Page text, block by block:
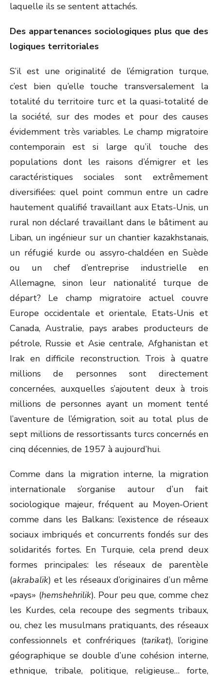
laquelle ils se sentent attachés.
Des appartenances sociologiques plus que des
logiques territoriales
S’il est une originalité de l’émigration turque,
c’est bien qu’elle touche transversalement la
totalité du territoire turc et la quasi-totalité de
la société, sur des modes et pour des causes
évidemment très variables. Le champ migratoire
contemporain est si large qu’il touche des
populations dont les raisons d’émigrer et les
caractéristiques sociales sont extrêmement
diversifiées: quel point commun entre un cadre
hautement qualifié travaillant aux Etats-Unis, un
rural non déclaré travaillant dans le bâtiment au
Liban, un ingénieur sur un chantier kazakhstanais,
un réfugié kurde ou assyro-chaldéen en Suède
ou un chef d’entreprise industrielle en
Allemagne, sinon leur nationalité turque de
départ? Le champ migratoire actuel couvre
Europe occidentale et orientale, Etats-Unis et
Canada, Australie, pays arabes producteurs de
pétrole, Russie et Asie centrale, Afghanistan et
Irak en difficile reconstruction. Trois à quatre
millions de personnes sont directement
concernées, auxquelles s’ajoutent deux à trois
millions de personnes ayant un moment tenté
l’aventure de l’émigration, soit au total plus de
sept millions de ressortissants turcs concernés en
cinq décennies, de 1957 à aujourd’hui.
Comme dans la migration interne, la migration
internationale s’organise autour d’un fait
sociologique majeur, fréquent au Moyen-Orient
comme dans les Balkans: l’existence de réseaux
sociaux imbriqués et concurrents fondés sur des
solidarités fortes. En Turquie, cela prend deux
formes principales: les réseaux de parentèle
(akrabalïk) et les réseaux d’originaires d’un même
«pays» (hemshehrilik). Pour peu que, comme chez
les Kurdes, cela recoupe des segments tribaux,
ou, chez les musulmans pratiquants, des réseaux
confessionnels et confrériques (tarikat), l’origine
géographique se double d’une cohésion interne,
ethnique, tribale, politique, religieuse… forte,